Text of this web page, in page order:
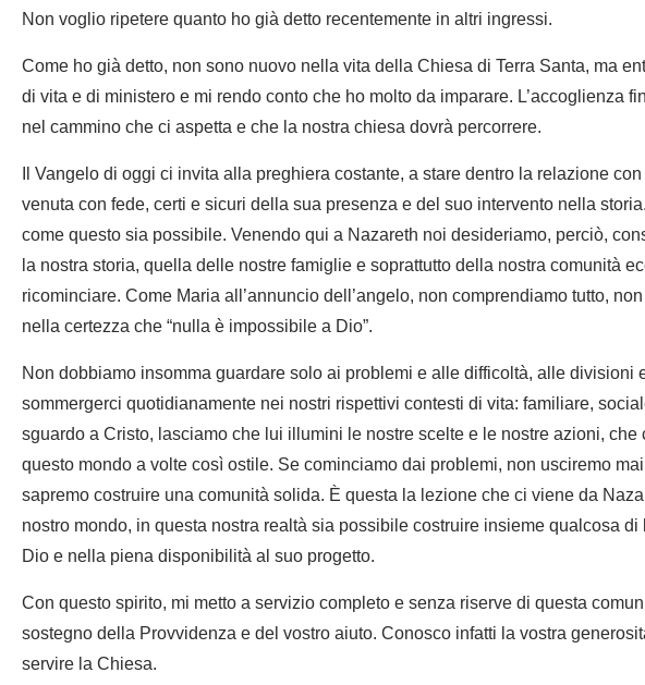
Non voglio ripetere quanto ho già detto recentemente in altri ingressi.
Come ho già detto, non sono nuovo nella vita della Chiesa di Terra Santa, ma
di vita e di ministero e mi rendo conto che ho molto da imparare. L’accoglienza
nel cammino che ci aspetta e che la nostra chiesa dovrà percorrere.
Il Vangelo di oggi ci invita alla preghiera costante, a stare dentro la relazione
venuta con fede, certi e sicuri della sua presenza e del suo intervento nella
come questo sia possibile. Venendo qui a Nazareth noi desideriamo, perciò,
la nostra storia, quella delle nostre famiglie e soprattutto della nostra comunità
ricominciare. Come Maria all’annuncio dell’angelo, non comprendiamo tutto,
nella certezza che “nulla è impossibile a Dio”.
Non dobbiamo insomma guardare solo ai problemi e alle difficoltà, alle
sommergerci quotidianamente nei nostri rispettivi contesti di vita: familiare,
sguardo a Cristo, lasciamo che lui illumini le nostre scelte e le nostre azioni,
questo mondo a volte così ostile. Se cominciamo dai problemi, non usciremo
sapremo costruire una comunità solida. È questa la lezione che ci viene da
nostro mondo, in questa nostra realtà sia possibile costruire insieme qualcosa
Dio e nella piena disponibilità al suo progetto.
Con questo spirito, mi metto a servizio completo e senza riserve di questa
sostegno della Provvidenza e del vostro aiuto. Conosco infatti la vostra
servire la Chiesa.